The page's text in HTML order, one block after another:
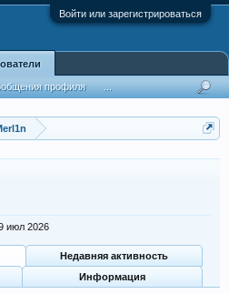
Войти или зарегистрироваться
июл 2026
Недавняя активность
Информация
профиля